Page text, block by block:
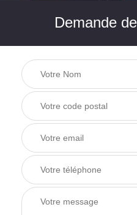
Demande